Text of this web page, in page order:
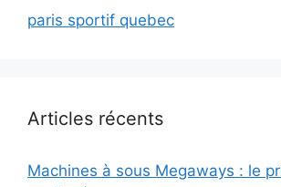
paris sportif quebec
Articles récents
Machines à sous Megaways : le